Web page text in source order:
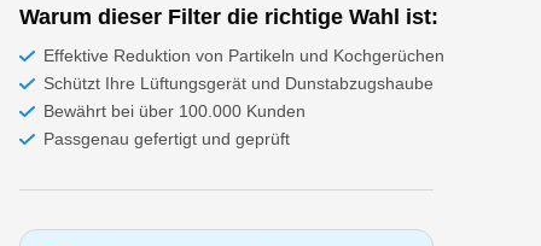
Warum dieser Filter die richtige Wahl ist:
Effektive Reduktion von Partikeln und Kochgerüchen
Schützt Ihre Lüftungsgerät und Dunstabzugshaube
Bewährt bei über 100.000 Kunden
Passgenau gefertigt und geprüft